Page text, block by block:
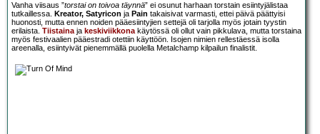
Vanha viisaus ”torstai on toivoa täynnä” ei osunut harhaan torstain esiintyjälistaa
tutkaillessa. Kreator, Satyricon ja Pain takaisivat varmasti, ettei päivä päättyisi
huonosti, mutta ennen noiden pääesiintyjien settejä oli tarjolla myös jotain tyystin
erilaista. Tiistainaja keskiviikkonakäytössä oli ollut vain pikkulava, mutta torstaina
myös festivaalien pääestradi otettiin käyttöön. Isojen nimien rellestäessä isolla
areenalla, esiintyivät pienemmällä puolella Metalchamp kilpailun finalistit.